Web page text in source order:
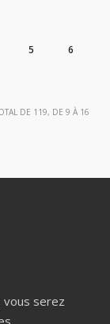
5 6
DE 119, DE 9 À 16
vous serez